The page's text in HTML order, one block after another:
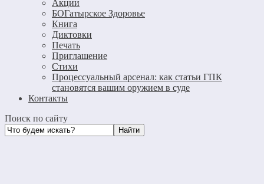
Акции
БОГатырское Здоровье
Книга
Диктовки
Печать
Приглашение
Стихи
Процессуальный арсенал: как статьи ГПК
становятся вашим оружием в суде
Контакты
Поиск по сайту